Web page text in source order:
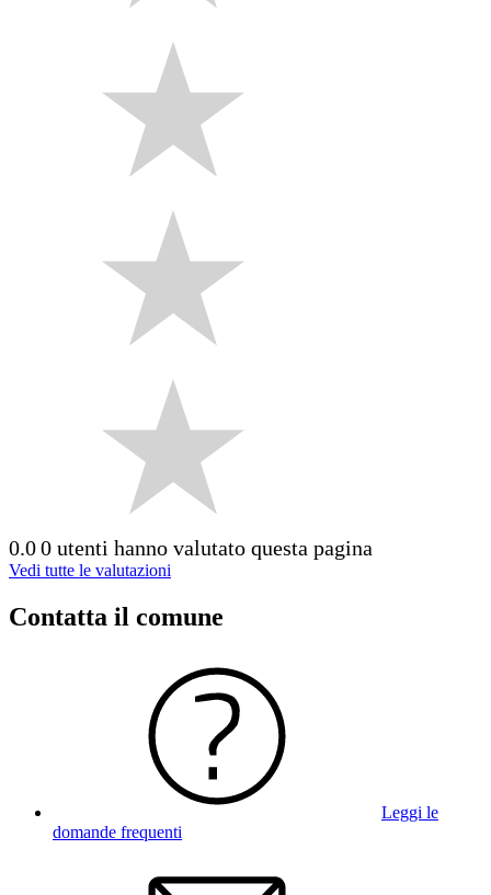
0.00 utenti hanno valutato questa pagina
Vedi tutte le valutazioni
Contatta il comune
Leggi le
domande frequenti